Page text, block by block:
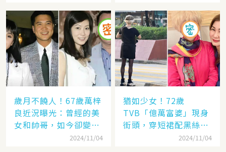
歲月不饒人！67歲萬梓
良近況曝光：曾經的美
女和帥哥，如今卻變成
了「美女和老爹」2024/11/04
猶如少女！72歲
TVB「億萬富婆」現身
街頭，穿短裙配黑絲太
撩人，網：看「背影」
2024/11/04